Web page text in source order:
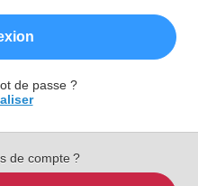
de passe ?
de compte ?